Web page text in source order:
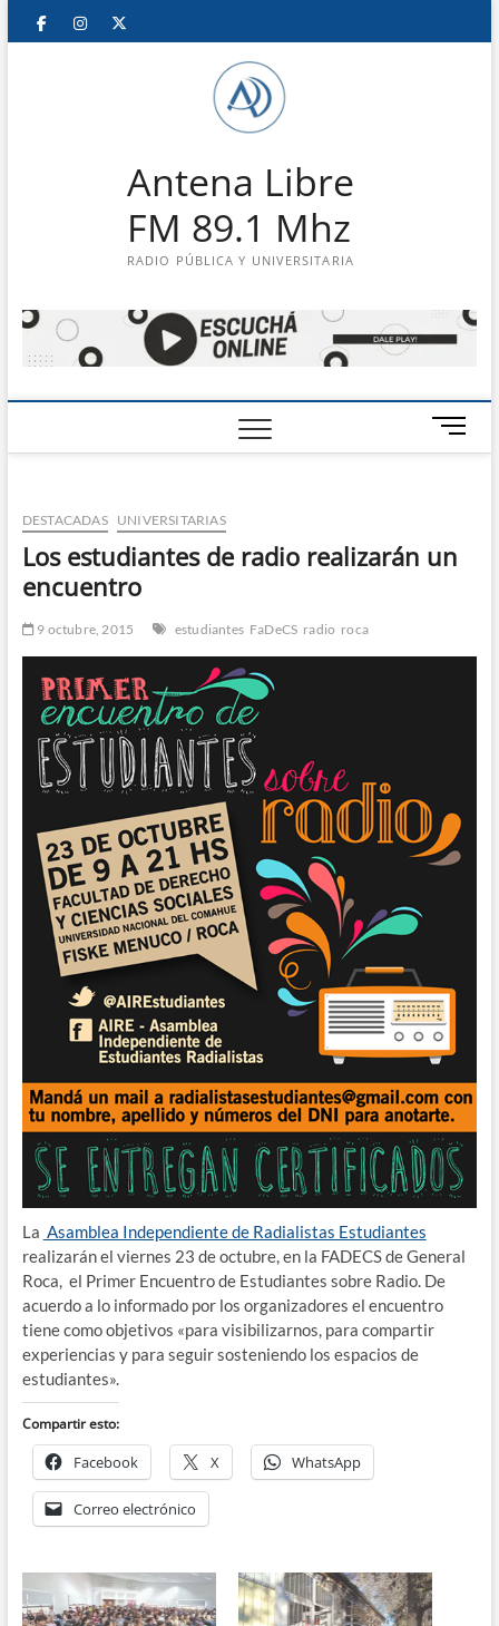
Saltar
FacebookInstagram
Antena Libre
FM 89.1 Mhz
RADIO PÚBLICA Y UNIVERSITARIA
B
o
d
e
DESTACADAS UNIVERSITARIAS
Los estudiantes de radio realizarán un
encuentro
9 octubre, 2015 estudiantes FaDeCS radio roca
La Asamblea Independiente de Radialistas Estudiantes
realizarán el viernes 23 de octubre, en la FADECS de General
Roca, el Primer Encuentro de Estudiantes sobre Radio. De
acuerdo a lo informado por los organizadores el encuentro
tiene como objetivos «para visibilizarnos, para compartir
experiencias y para seguir sosteniendo los espacios de
estudiantes».
Compartir esto:
Facebook X WhatsApp
Correo electrónico